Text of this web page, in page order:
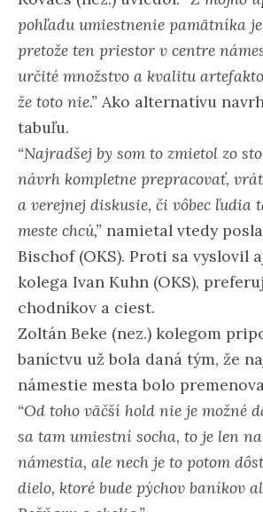
pohľadu umiestnenie pamätníka
pretože ten priestor v centre
určité množstvo a kvalitu
že toto nie.” Ako alternatívu
tabuľu.
“Najradšej by som to zmietol zo
návrh kompletne prepracovať,
a verejnej diskusie, či vôbec ľudia
meste chcú,” namietal vtedy
Bischof (OKS). Proti sa vyslovil
kolega Ivan Kuhn (OKS),
chodníkov a ciest.
Zoltán Beke (nez.) kolegom
baníctvu už bola daná tým, že
námestie mesta bolo
“Od toho väčší hold nie je možné
sa tam umiestní socha, to je len
námestia, ale nech je to potom
dielo, ktoré bude pýchov baníkov